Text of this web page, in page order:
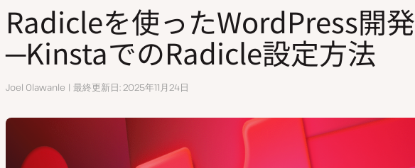
お問い合わせ
Radicleを使ったWordPress開発
─KinstaでのRadicle設定方法
執
Joel Olawanle 最終更新日 2025年11月24日